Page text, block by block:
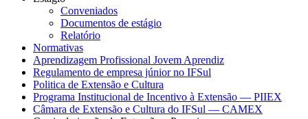
Conveniados
Documentos de estágio
Relatório
Normativas
Aprendizagem Profissional Jovem Aprendiz
Regulamento de empresa júnior no IFSul
Politica de Extensão e Cultura
Programa Institucional de Incentivo à Extensão — PIIEX
Câmara de Extensão e Cultura do IFSul — CAMEX